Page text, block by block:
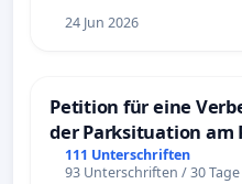
24 Jun 2026
Petition für eine
der Parksituation am
Mannheim
111 Unterschriften
93 Unterschriften / 30 Tage